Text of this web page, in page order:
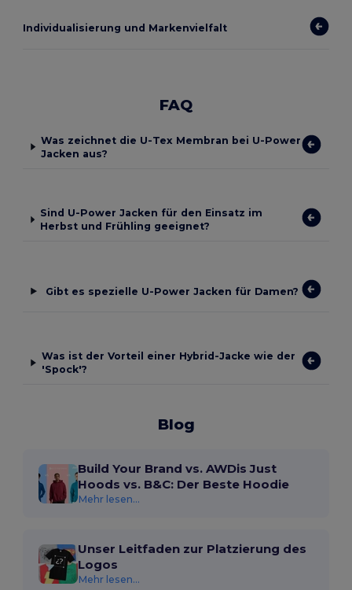
Individualisierung und Markenvielfalt
FAQ
Was zeichnet die U-Tex Membran bei U-Power
Jacken aus?
Sind U-Power Jacken für den Einsatz im
Herbst und Frühling geeignet?
Gibt es spezielle U-Power Jacken für Damen?
Was ist der Vorteil einer Hybrid-Jacke wie der
'Spock'?
Blog
Build Your Brand vs. AWDis Just
Hoods vs. B&C: Der Beste Hoodie
Mehr lesen...
Unser Leitfaden zur Platzierung des
Logos
Mehr lesen...